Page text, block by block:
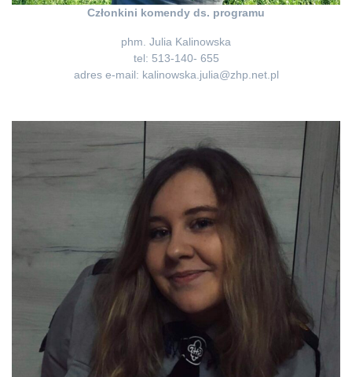
Członkini komendy ds. programu
phm. Julia Kalinowska
tel: 513-140- 655
adres e-mail: kalinowska.julia@zhp.net.pl